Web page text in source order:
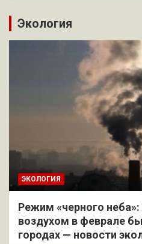
Экология
ЭКОЛОГИЯ
Режим «черного
воздухом в феврале
городах — новости